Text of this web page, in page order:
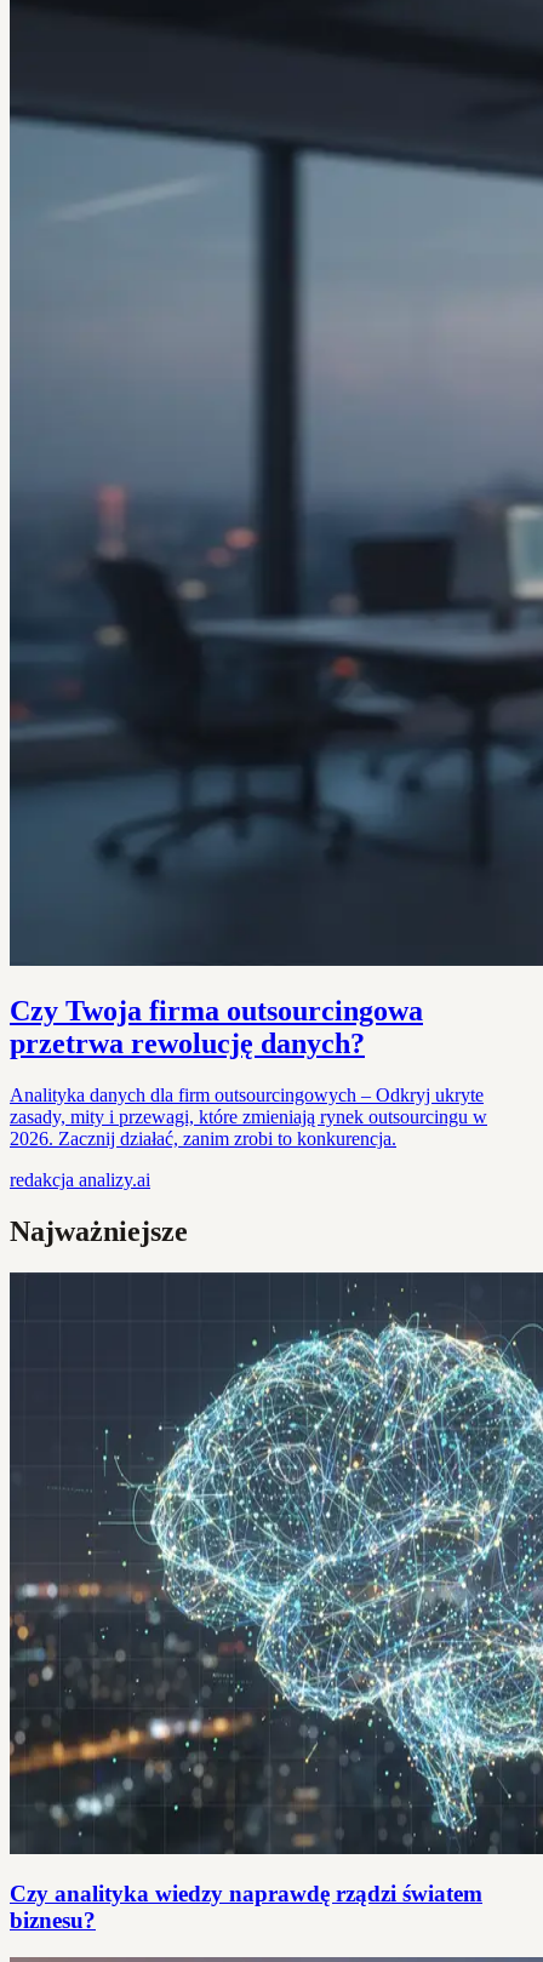
Czy Twoja firma outsourcingowa
przetrwa rewolucję danych?
Analityka danych dla firm outsourcingowych – Odkryj ukryte
zasady, mity i przewagi, które zmieniają rynek outsourcingu w
2026. Zacznij działać, zanim zrobi to konkurencja.
redakcja analizy.ai
Najważniejsze
Czy analityka wiedzy naprawdę rządzi światem
biznesu?